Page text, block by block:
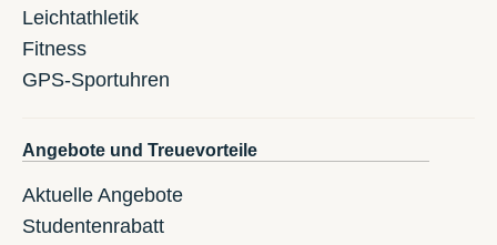
Leichtathletik
Fitness
GPS-Sportuhren
Angebote und Treuevorteile
Aktuelle Angebote
Studentenrabatt